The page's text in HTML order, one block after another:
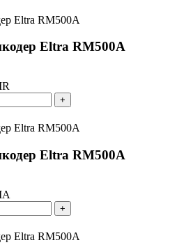
Eltra RM500A
+
Eltra RM500A
+